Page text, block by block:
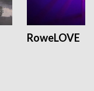
RoweLOVE